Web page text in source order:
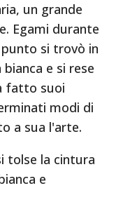
un grande
Egami durante
si trovò in
e si rese
fatto suoi
modi di
a sua l'arte.
tolse la cintura
e